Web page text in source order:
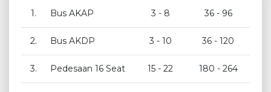
1. Bus AKAP 3 - 8 36 - 96
2. Bus AKDP 3 - 10 36 - 120
3. Pedesaan 16 Seat 15 - 22 180 - 264